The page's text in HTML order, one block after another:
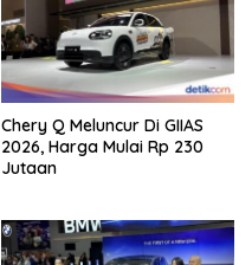
Chery Q Meluncur Di GIIAS
2026, Harga Mulai Rp 230
Jutaan